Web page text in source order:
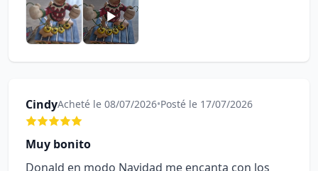
CindyAcheté le 08/07/2026•Posté le 17/07/2026
Muy bonito
Donald en modo Navidad me encanta con los